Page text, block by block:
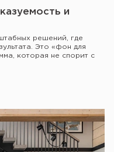
и
решений, где
Это «фон для
которая не спорит с